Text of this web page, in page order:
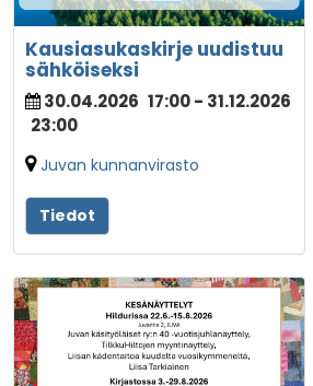
Kausiasukaskirje uudistuu
sähköiseksi
30.04.2026 17:00- 31.12.2026
23:00
Juvan kunnanvirasto
Tiedot